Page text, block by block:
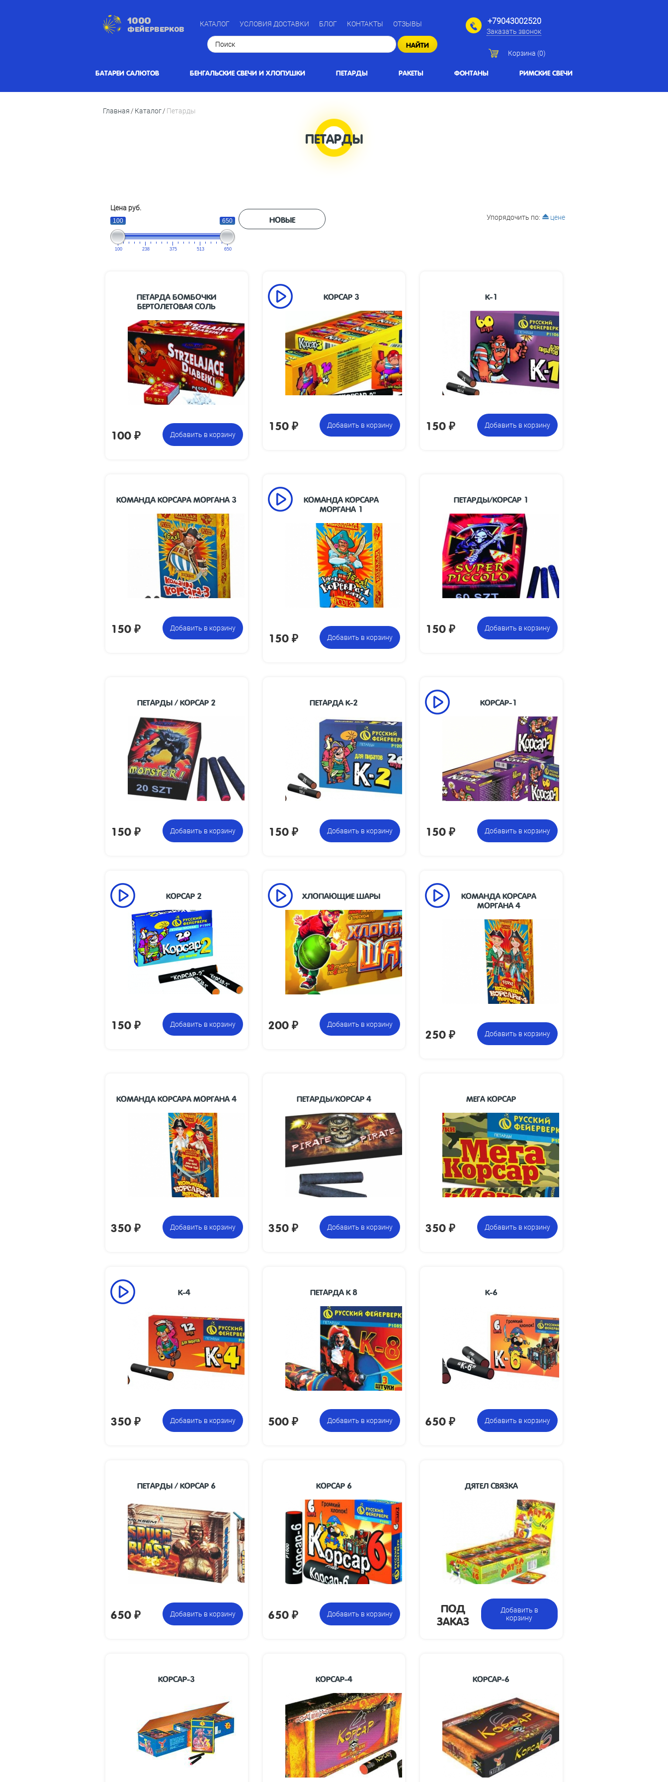
КАТАЛОГ УСЛОВИЯ ДОСТАВКИ БЛОГ КОНТАКТЫ ОТЗЫВЫ +79043002520
Заказать звонок
НАЙТИ
Корзина (0)
БАТАРЕИ САЛЮТОВ БЕНГАЛЬСКИЕ СВЕЧИ И ХЛОПУШКИ ПЕТАРДЫ РАКЕТЫ ФОНТАНЫ РИМСКИЕ СВЕЧИ
Главная Каталог Петарды
ПЕТАРДЫ
Цена руб.
100 650
100 238 375 513 650
НОВЫЕ Упорядочить по: цене
ПЕТАРДА БОМБОЧКИ
БЕРТОЛЕТОВАЯ СОЛЬ
Цена указана за
фасовку:
Упаковка из 50
чесноков
100₽ Добавить в корзину
КОРСАР 3
Размеры
изделия, мм:
70 х 7
Размеры
упаковки, мм:
225 х 80 х 35
Вес упаковки,
0.2
Цена указана
10 коробочек по 10 петард,
150₽ Добавить в корзину
К-1
Размеры
изделия, мм:
38 x 6
упаковки, мм:
88 х 200 х 80
Вес упаковки,
Цена указана
12 коробочек по 60 петард,
150₽ Добавить в корзину
КОМАНДА КОРСАРА МОРГАНА 3
Цена указана
за фасовку:
10 коробочек по 10 петард ,
всего 100 петард
150₽ Добавить в корзину
КОМАНДА КОРСАРА
МОРГАНА 1
Цена указана
за фасовку:
12 коробочек по 20 петард,
всего 240 петард
150₽ Добавить в корзину
ПЕТАРДЫ/КОРСАР 1
Размеры изделия, мм:
35 х 5
Цена указана за
Упаковка из 60
петард
150₽ Добавить в корзину
ПЕТАРДЫ / КОРСАР 2
Размеры изделия, мм:
38 х 7
Упаковка из 100
петард
150₽ Добавить в корзину
ПЕТАРДА К-2
Размеры
изделия, мм:
47 x 8
Размеры
упаковки, мм:
85 х 275 х 60
Вес упаковки,
0.45
Цена указана
15 коробочек по 20 петард,
150₽ Добавить в корзину
КОРСАР-1
Размеры
изделия, мм:
38 x 6
Размеры
упаковки, мм:
88 х 200 х 80
Вес упаковки,
0.35
Цена указана
12 коробочек по 60 петард,
150₽ Добавить в корзину
КОРСАР 2
47 x 8
упаковки, мм:
85 х 275 х 60
Вес упаковки,
0.45
Цена указана
15 коробочек по 20 петард,
150₽ Добавить в корзину
ХЛОПАЮЩИЕ ШАРЫ
Размеры
изделия, мм:
22 x 22
Размеры
упаковки, мм:
240 х 112 х 48
Вес упаковки,
0.3
12 коробочек по 6 петард,
200₽ Добавить в корзину
КОМАНДА КОРСАРА
МОРГАНА 4
Цена указана
12 коробочек по 12 петард ,
всего 144 петарды
250₽ Добавить в корзину
КОМАНДА КОРСАРА МОРГАНА 4
12 коробочек по 12 петард ,
всего 144 петарды с разными
эффектами
350₽ Добавить в корзину
ПЕТАРДЫ/КОРСАР 4
Размеры изделия, мм:
60 х 10 х 10
Размеры упаковки,
145 х 70 х 12
Вес упаковки, кг:
0.07
Упаковка из 12
петард
350₽ Добавить в корзину
МЕГА КОРСАР
Размеры изделия, мм:
200 х 33
Вес упаковки, кг:
0.25
Цена указана за
фасовку:
Упаковка из 3
петард
350₽ Добавить в корзину
К-4
изделия, мм:
68 x 13
Размеры
упаковки, мм:
180 х 165 х 75
Вес упаковки,
0.7
12 коробочек по 12 петард,
350₽ Добавить в корзину
ПЕТАРДА К 8
Размеры изделия, мм:
95 х 33
Размеры упаковки, мм:
95 х 95 х 33
Вес упаковки, кг:
0.05
Цена указана за
фасовку:
Упаковка из 3
петард
500₽ Добавить в корзину
К-6
78 х 20
Цена указана за
фасовку:
Упаковка из 6
650₽ Добавить в корзину
ПЕТАРДЫ / КОРСАР 6
фасовку:
Упаковка из 6
петард
650₽ Добавить в корзину
КОРСАР 6
Размеры изделия, мм:
78 х 20
Цена указана за
фасовку:
Упаковка из 6
петард
650₽ Добавить в корзину
ДЯТЕЛ СВЯЗКА
Цена указана за
фасовку:
Блок из 80 лент по 16
связанных петард
ПОД
ЗАКАЗ
Добавить в
корзину
КОРСАР-3 КОРСАР-4 КОРСАР-6